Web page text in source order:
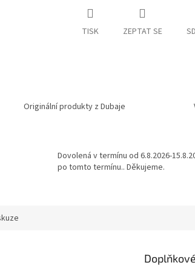
TISK ZEPTAT SE
Originální produkty z Dubaje
Dovolená v termínu od 6.8.2026-
po tomto termínu.. Děkujeme.